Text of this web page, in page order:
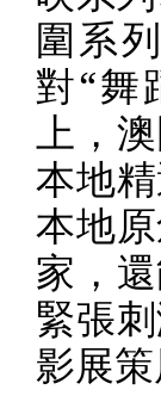
圍系
對“舞
上，
本地
本地
家，
緊張
影展